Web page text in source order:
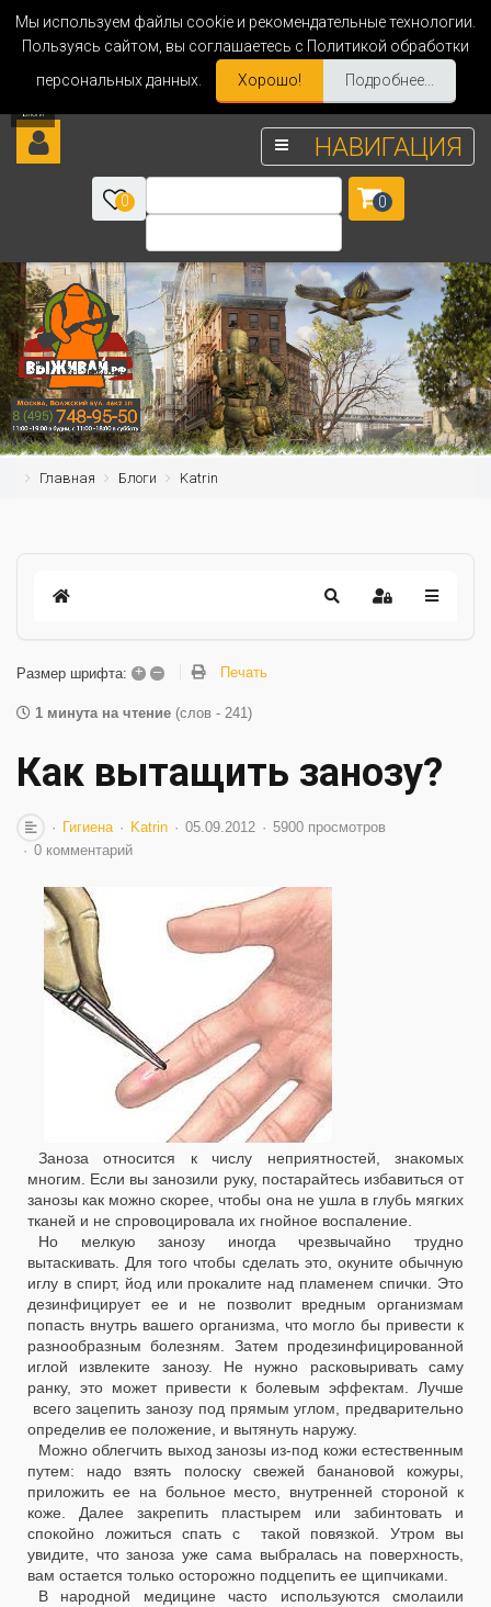
Мы используем файлы cookie и рекомендательные технологии.
Пользуясь сайтом, вы соглашаетесь с Политикой обработки
персональных данных.
Хорошо! Подробнее...
НАВИГАЦИЯ
0 0
Главная Блоги Katrin
Размер шрифта: + – Печать
1 минута на чтение (слов - 241)
Как вытащить занозу?
Гигиена Katrin 05.09.2012
5900 просмотров
0 комментарий
Заноза относится к числу неприятностей, знакомых
многим. Если вы занозили руку, постарайтесь избавиться от
занозы как можно скорее, чтобы она не ушла в глубь мягких
тканей и не спровоцировала их гнойное воспаление.
Но мелкую занозу иногда чрезвычайно трудно
вытаскивать. Для того чтобы сделать это, окуните обычную
иглу в спирт, йод или прокалите над пламенем спички. Это
дезинфицирует ее и не позволит вредным организмам
попасть внутрь вашего организма, что могло бы привести к
разнообразным болезням. Затем продезинфицированной
иглой извлеките занозу. Не нужно расковыривать саму
ранку, это может привести к болевым эффектам. Лучше
всего зацепить занозу под прямым углом, предварительно
определив ее положение, и вытянуть наружу.
Можно облегчить выход занозы из-под кожи естественным
путем: надо взять полоску свежей банановой кожуры
приложить ее на больное место, внутренней стороной к
коже. Далее закрепить пластырем или забинтовать и
спокойно ложиться спать с такой повязкой. Утром вы
увидите, что заноза уже сама выбралась на поверхность,
вам остается только осторожно подцепить ее щипчиками.
В народной медицине часто используются смолаили